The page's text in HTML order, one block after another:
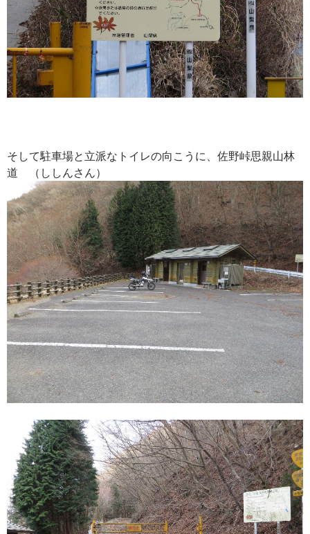
そして駐車場と立派なトイレの向こうに、佐野峠思親山林
道 （ししんさん）